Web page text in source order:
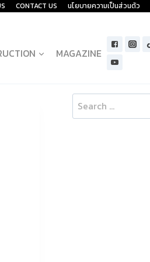
CONTACT US นโยบายความเป็นส่วนตัว
MAGAZINE
Search
for: